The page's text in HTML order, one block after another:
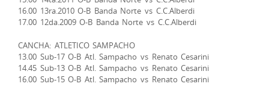
16.00 13ra.2010 O-B Banda Norte vs C.C.Alberdi
17.00 12da.2009 O-B Banda Norte vs C.C.Alberdi
CANCHA: ATLETICO SAMPACHO
13.00 Sub-17 O-B Atl. Sampacho vs Renato Cesarini
14.45 Sub-13 O-B Atl. Sampacho vs Renato Cesarini
16.00 Sub-15 O-B Atl. Sampacho vs Renato Cesarini